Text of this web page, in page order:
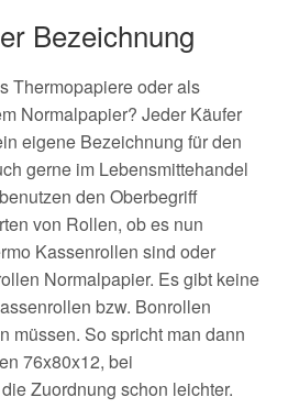
Bezeichnung
Thermopapiere oder als
Normalpapier? Jeder Käufer
eigene Bezeichnung für den
gerne im Lebensmittehandel
den Oberbegriff
von Rollen, ob es nun
Kassenrollen sind oder
Normalpapier. Es gibt keine
bzw. Bonrollen
müssen. So spricht man dann
76x80x12, bei
Zuordnung schon leichter.